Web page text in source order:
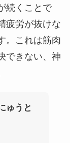
続くことで
疲労が抜けな
。これは筋肉
できない、神
ゅうと